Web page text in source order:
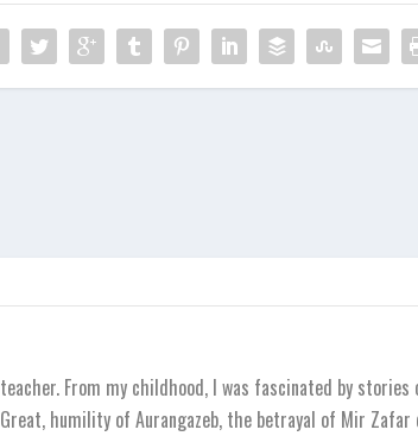
From my childhood, I was fascinated by
humility of Aurangazeb, the betrayal of Mir